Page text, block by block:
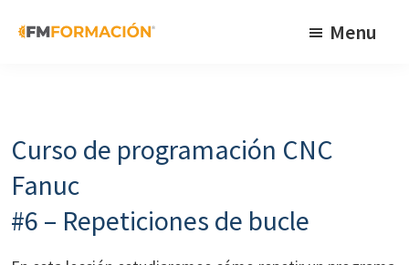
mecánica
Menu
Curso de programación CNC
Fanuc
#6 – Repeticiones de bucle